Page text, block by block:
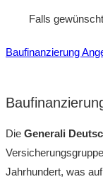
Falls
Baufinanzierung
Die Generali
Jahrhundert, was